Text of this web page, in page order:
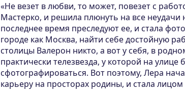
«Не везет в любви, то может, повезет с
Мастерко, и решила плюнуть на все
последнее время преследуют ее, и стала
городе как Москва, найти себе достойную
столицы Валерон никто, а вот у себя, в
практически телезвезда, у которой на улице
сфотографироваться. Вот поэтому, Лера
карьеру на просторах родины, и стала